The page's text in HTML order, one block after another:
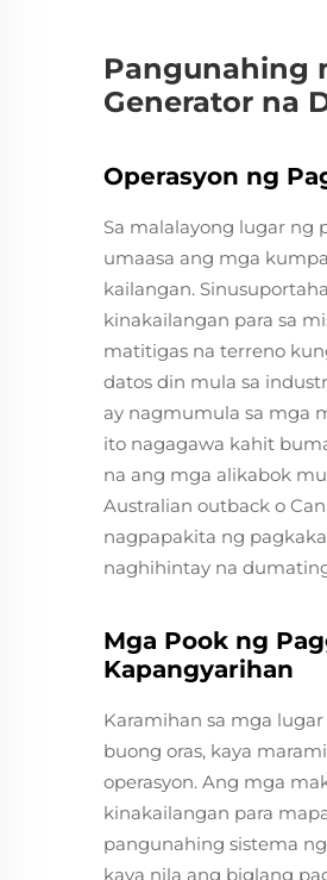
Pangunahing
Generator na
Operasyon ng
Sa malalayong lugar ng
umaasa ang mga
kailangan.
kinakailangan para sa
matitigas na terreno
datos din mula sa
ay nagmumula sa mga
ito nagagawa kahit
na ang mga alikabok
Australian outback o
nagpapakita ng
naghihintay na
Mga Pook ng
Kapangyarihan
Karamihan sa mga
buong oras, kaya
operasyon. Ang mga
kinakailangan para
pangunahing sistema
kaya nila ang biglang